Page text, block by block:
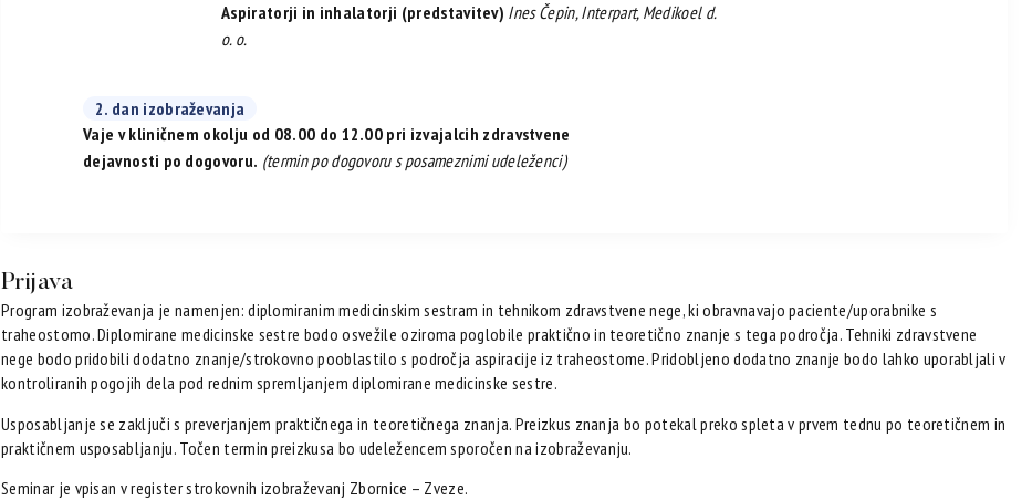
Aspiratorji in inhalatorji (predstavitev) Ines Čepin, Interpart, Medikoel d.
o. o.
2. dan izobraževanja
Vaje v kliničnem okolju od 08.00 do 12.00 pri izvajalcih zdravstvene
dejavnosti po dogovoru. (termin po dogovoru s posameznimi udeleženci)
Prijava
Program izobraževanja je namenjen: diplomiranim medicinskim sestram in tehnikom zdravstvene nege, ki obravnavajo paciente/uporabnike s
traheostomo. Diplomirane medicinske sestre bodo osvežile oziroma poglobile praktično in teoretično znanje s tega področja. Tehniki zdravstvene
nege bodo pridobili dodatno znanje/strokovno pooblastilo s področja aspiracije iz traheostome. Pridobljeno dodatno znanje bodo lahko uporabljali v
kontroliranih pogojih dela pod rednim spremljanjem diplomirane medicinske sestre.
Usposabljanje se zaključi s preverjanjem praktičnega in teoretičnega znanja. Preizkus znanja bo potekal preko spleta v prvem tednu po teoretičnem in
praktičnem usposabljanju. Točen termin preizkusa bo udeležencem sporočen na izobraževanju.
Seminar je vpisan v register strokovnih izobraževanj Zbornice – Zveze.